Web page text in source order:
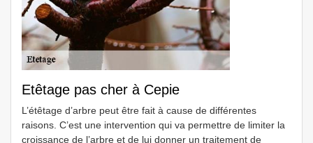
Etêtage pas cher à Cepie
L’étêtage d’arbre peut être fait à cause de différentes
raisons. C’est une intervention qui va permettre de limiter la
croissance de l’arbre et de lui donner un traitement de